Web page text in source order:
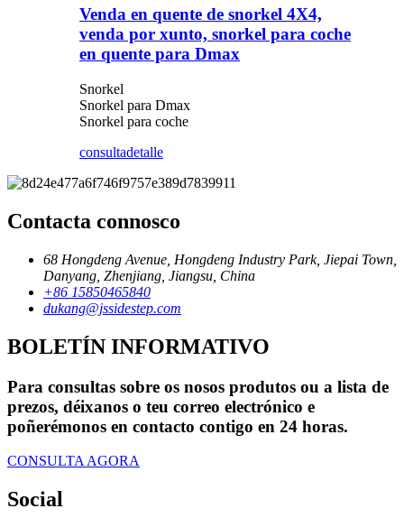
Venda en quente de snorkel 4X4,
venda por xunto, snorkel para coche
en quente para Dmax
Snorkel
Snorkel para Dmax
Snorkel para coche
consultadetalle
Contacta connosco
68 Hongdeng Avenue, Hongdeng Industry Park, Jiepai Town,
Danyang, Zhenjiang, Jiangsu, China
+86 15850465840
dukang@jssidestep.com
BOLETÍN INFORMATIVO
Para consultas sobre os nosos produtos ou a lista de
prezos, déixanos o teu correo electrónico e
poñerémonos en contacto contigo en 24 horas.
CONSULTA AGORA
Social